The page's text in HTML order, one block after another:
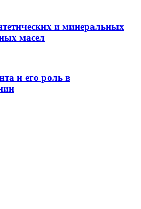
и минеральных
масел
и его роль в